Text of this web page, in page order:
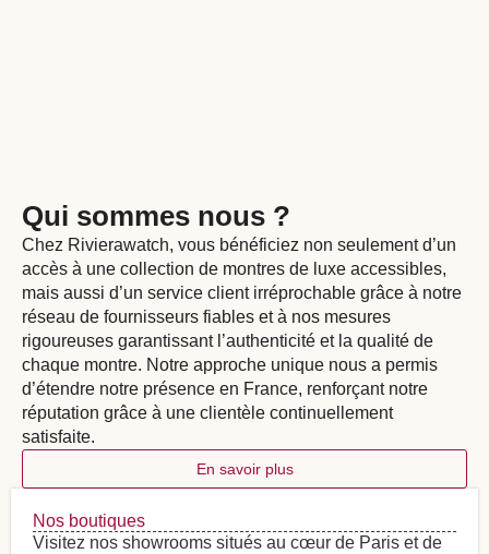
Qui sommes nous ?
Chez Rivierawatch, vous bénéficiez non seulement d’un
accès à une collection de montres de luxe accessibles,
mais aussi d’un service client irréprochable grâce à notre
réseau de fournisseurs fiables et à nos mesures
rigoureuses garantissant l’authenticité et la qualité de
chaque montre. Notre approche unique nous a permis
d’étendre notre présence en France, renforçant notre
réputation grâce à une clientèle continuellement
satisfaite.
En savoir plus
Nos boutiques
Visitez nos showrooms situés au cœur de Paris et de